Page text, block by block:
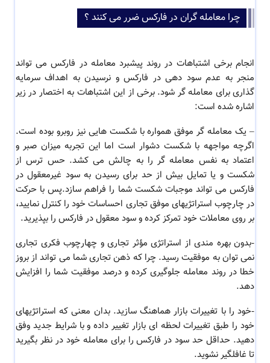
چرا معامله گران در فارکس ضرر می کنند ؟
انجام برخی اشتباهات در روند پیشبرد معامله در فارکس می تواند
منجر به عدم سود دهی در فارکس و نرسیدن به اهداف سرمایه
گذاری برای معامله گر شود. برخی از این اشتباهات به اختصار در زیر
اشاره شده است:
– یک معامله گر موفق همواره با شکست هایی نیز روبرو بوده است.
اگرچه مواجهه با شکست دشوار است اما این تجربه میزان صبر و
اعتماد به نفس معامله گر را به چالش می کشد. حس ترس از
شکست و یا تمایل بیش از حد برای رسیدن به سود غیرمعقول در
فارکس می تواند موجبات شکست شما را فراهم سازد.پس با حرکت
در چارچوب استراتژیهای موفق تجاری احساسات خود را کنترل نمایید،
بر روی معاملات خود تمرکز کرده و سود معقول در فارکس را بپذیرید.
-بدون بهره مندی از استراتژی مؤثر تجاری و چهارچوب فکری تجاری
نمی توان به موفقیت رسید. چرا که ذهن تجاری شما می تواند از بروز
خطا در روند معامله جلوگیری کرده و درصد موفقیت شما را افزایش
دهد.
-خود را با تغییرات بازار هماهنگ سازید. بدان معنی که استراتژیهای
خود را طبق تغییرات لحظه ای بازار تغییر داده و با شرایط جدید وفق
دهید. حداقل حد سود در فارکس را برای معامله خود در نظر بگیرید
تا غافلگیر نشوید.